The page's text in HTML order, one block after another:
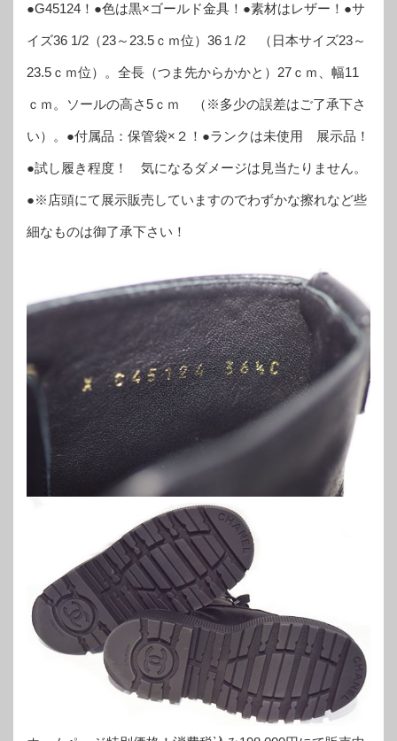
●G45124！●色は黒×ゴールド金具！●素材はレザー！●サ
イズ36 1/2（23～23.5ｃｍ位）36１/2 （日本サイズ23～
23.5ｃｍ位）。全長（つま先からかかと）27ｃｍ、幅11
ｃｍ。ソールの高さ5ｃｍ （※多少の誤差はご了承下さ
い）。●付属品：保管袋×２！●ランクは未使用 展示品！
●試し履き程度！ 気になるダメージは見当たりません。
●※店頭にて展示販売していますのでわずかな擦れなど些
細なものは御了承下さい！